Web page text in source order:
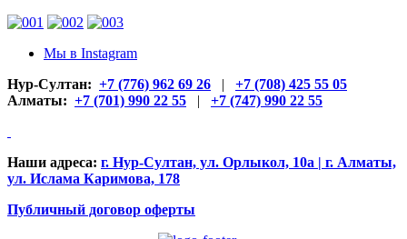
Мы в Instagram
Нур-Султан: +7 (776) 962 69 26 | +7 (708) 425 55 05
Алматы: +7 (701) 990 22 55 | +7 (747) 990 22 55
Наши адреса: г. Нур-Султан, ул. Орлыкол, 10а | г. Алматы,
ул. Ислама Каримова, 178
Публичный договор оферты